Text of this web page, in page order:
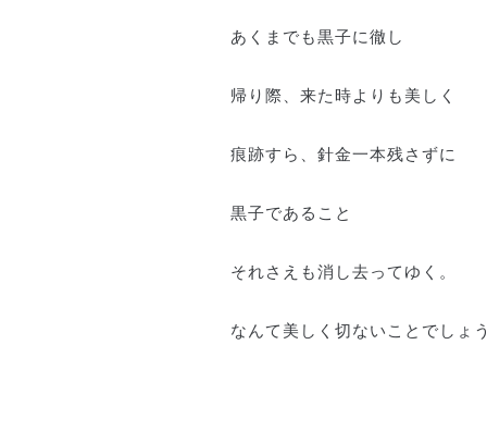
あくまでも黒子に徹し
帰り際、来た時よりも美しく
痕跡すら、針金一本残さずに
黒子であること
それさえも消し去ってゆく。
なんて美しく切ないことでしょう